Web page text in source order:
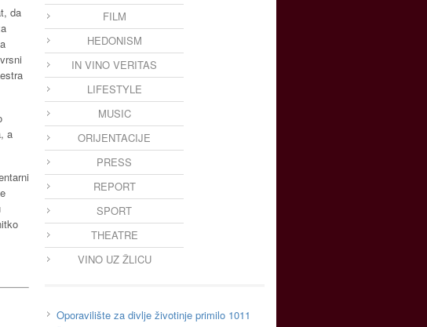
da
a
FILM
HEDONISM
IN VINO VERITAS
LIFESTYLE
MUSIC
ORIJENTACIJE
PRESS
REPORT
SPORT
THEATRE
VINO UZ ŽLICU
Oporavilište za divlje životinje primilo 1011